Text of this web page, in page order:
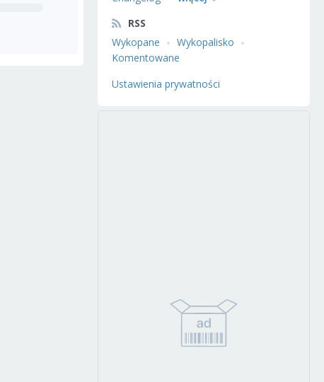
RSS
Wykopane
Wykopalisko
Komentowane
Ustawienia prywatności